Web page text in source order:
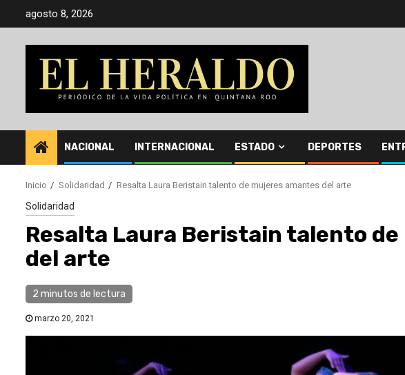
agosto 8, 2026
NACIONAL INTERNACIONAL ESTADO DEPORTES
Inicio Solidaridad Resalta Laura Beristain talento de mujeres amantes del arte
Solidaridad
Resalta Laura Beristain talento
del arte
2 minutos de lectura
marzo 20, 2021